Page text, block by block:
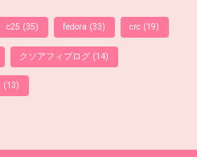
c25 (35) fedora (33) crc (19)
クソアフィブログ (14)
(13)